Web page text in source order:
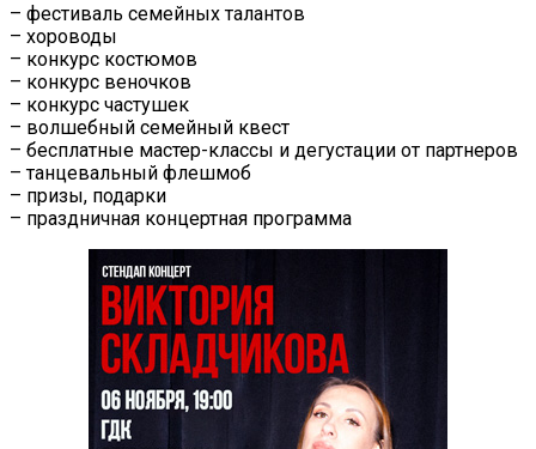
– фестиваль семейных талантов
– хороводы
– конкурс костюмов
– конкурс веночков
– конкурс частушек
– волшебный семейный квест
– бесплатные мастер-классы и дегустации от партнеров
– танцевальный флешмоб
– призы, подарки
– праздничная концертная программа